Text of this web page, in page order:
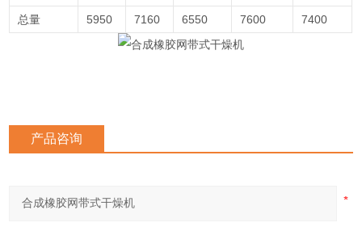
总量 5950 7160 6550 7600 7400
产品咨询